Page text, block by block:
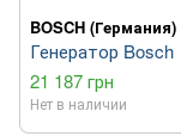
BOSCH (Германия)
Генератор Bosch
21 187 грн
Нет в наличии